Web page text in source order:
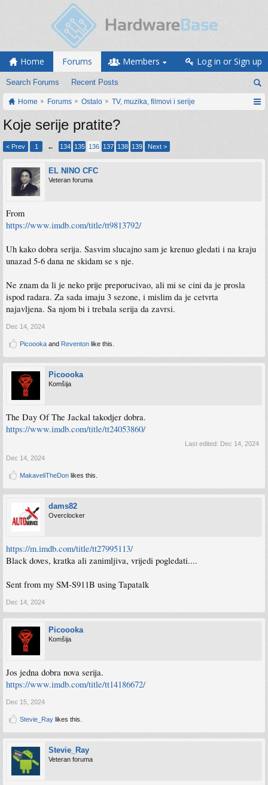
Home Forums
Search Forums Recent Posts
Members Log in or Sign up
Home Forums Ostalo TV, muzika, filmovi i serije
Koje serije pratite?
< Prev 1 ← 134 135 136 137 138 139 Next >
EL NINO CFC
Veteran foruma
From
https://www.imdb.com/title/tt9813792/
Uh kako dobra serija. Sasvim slucajno sam je krenuo gledati i na kraju
unazad 5-6 dana ne skidam se s nje.
Ne znam da li je neko prije preporucivao, ali mi se cini da je prosla
ispod radara. Za sada imaju 3 sezone, i mislim da je cetvrta
najavljena. Sa njom bi i trebala serija da zavrsi.
Dec 14, 2024
Picoooka and Reventon like this.
Picoooka
Komšija
The Day Of The Jackal takodjer dobra.
https://www.imdb.com/title/tt24053860/
Last edited: Dec 14, 2024
Dec 14, 2024
MakaveliTheDon likes this.
dams82
Overclocker
https://m.imdb.com/title/tt27995113/
Black doves, kratka ali zanimljiva, vrijedi pogledati....
Sent from my SM-S911B using Tapatalk
Dec 14, 2024
Picoooka
Komšija
Jos jedna dobra nova serija.
https://www.imdb.com/title/tt14186672/
Dec 15, 2024
Stevie_Ray likes this.
Stevie_Ray
Veteran foruma